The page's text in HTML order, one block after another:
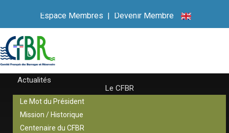
Espace Membres | Devenir Membre
Actualités
Le CFBR
Le Mot du Président
Mission / Historique
Centenaire du CFBR